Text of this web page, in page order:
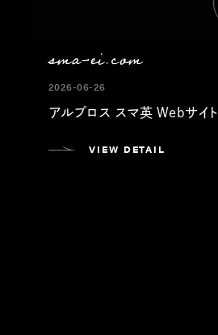
sma-ei.com
2026-06-26
アルプロス スマ英 Webサイト
VIEW DETAIL